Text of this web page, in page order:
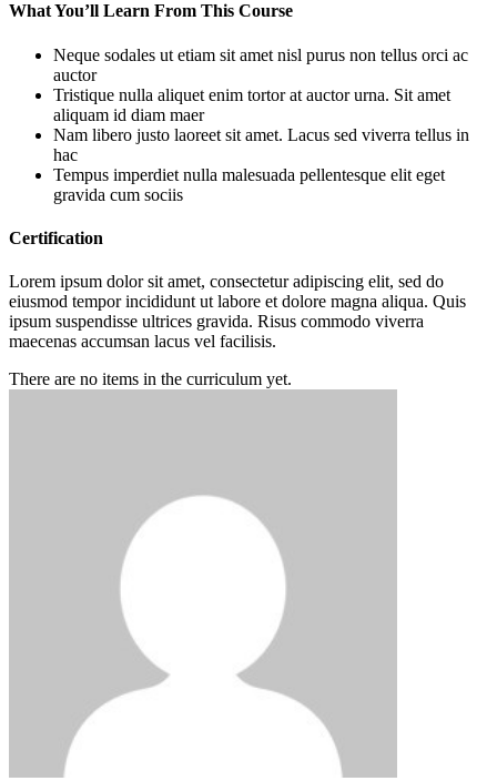
What You’ll Learn From This Course
Neque sodales ut etiam sit amet nisl purus non tellus orci ac
auctor
Tristique nulla aliquet enim tortor at auctor urna. Sit amet
aliquam id diam maer
Nam libero justo laoreet sit amet. Lacus sed viverra tellus in
hac
Tempus imperdiet nulla malesuada pellentesque elit eget
gravida cum sociis
Certification
Lorem ipsum dolor sit amet, consectetur adipiscing elit, sed do
eiusmod tempor incididunt ut labore et dolore magna aliqua. Quis
ipsum suspendisse ultrices gravida. Risus commodo viverra
maecenas accumsan lacus vel facilisis.
There are no items in the curriculum yet.